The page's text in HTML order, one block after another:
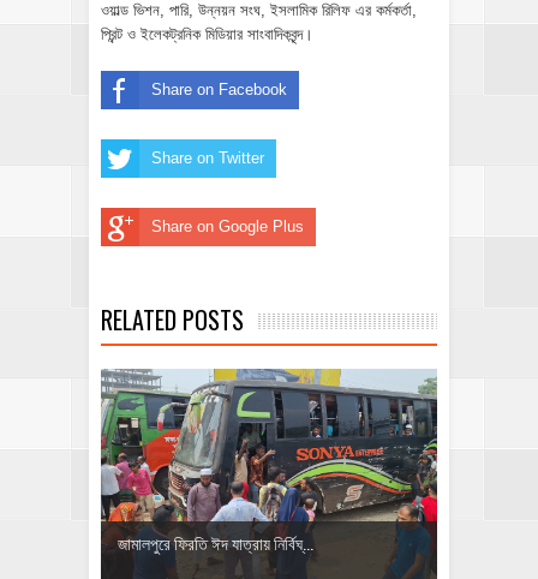
ওয়াল্ড ভিশন, পারি, উন্নয়ন সংঘ, ইসলামিক রিলিফ এর কর্মকর্তা,
প্রিন্ট ও ইলেকট্রনিক মিডিয়ার সাংবাদিকবৃন্দ।
Share on Facebook
Share on Twitter
Share on Google Plus
RELATED POSTS
জামালপুরে ফিরতি ঈদ যাত্রায় নির্বিঘ্...